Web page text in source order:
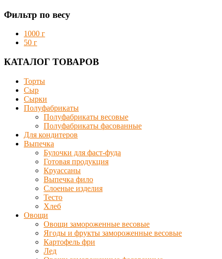
Фильтр по весу
1000 г
50 г
КАТАЛОГ ТОВАРОВ
Торты
Сыр
Сырки
Полуфабрикаты
Полуфабрикаты весовые
Полуфабрикаты фасованные
Для кондитеров
Выпечка
Булочки для фаст-фуда
Готовая продукция
Круассаны
Выпечка фило
Слоеные изделия
Тесто
Хлеб
Овощи
Овощи замороженные весовые
Ягоды и фрукты замороженные весовые
Картофель фри
Лед